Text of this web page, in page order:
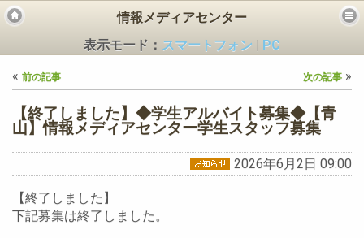
情報メディアセンター
表示モード： スマートフォン
PC
« 前の記事 次の記事 »
【終了しました】◆学生アルバイト募集◆【青
山】情報メディアセンター学生スタッフ募集
2026年6月2日 09:00
【終了しました】
下記募集は終了しました。